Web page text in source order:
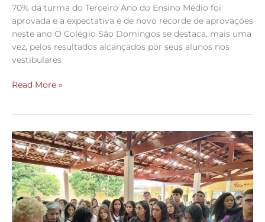
70% da turma do Terceiro Ano do Ensino Médio foi
aprovada e a expectativa é de novo recorde de aprovações
neste ano O Colégio São Domingos se destaca, mais uma
vez, pelos resultados alcançados por seus alunos nos
vestibulares
Read More »
CSD
recebe
alunos
para
o
ano
letivo